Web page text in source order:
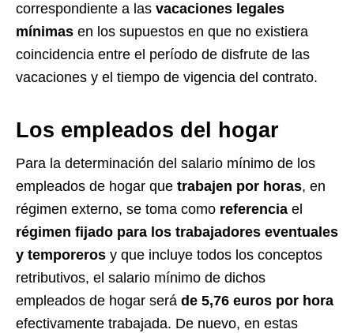
correspondiente a las vacaciones legales
mínimas en los supuestos en que no existiera
coincidencia entre el período de disfrute de las
vacaciones y el tiempo de vigencia del contrato.
Los empleados del hogar
Para la determinación del salario mínimo de los
empleados de hogar que trabajen por horas, en
régimen externo, se toma como referencia el
régimen fijado para los trabajadores eventuales
y temporeros y que incluye todos los conceptos
retributivos, el salario mínimo de dichos
empleados de hogar será de 5,76 euros por hora
efectivamente trabajada. De nuevo, en estas